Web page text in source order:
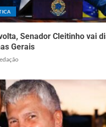
Senador Cleitinho vai
Gerais